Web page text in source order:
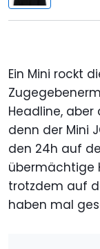
Ein Mini rockt
Headline,
denn der Mini
den 24h auf
übermächtige
trotzdem auf
haben mal